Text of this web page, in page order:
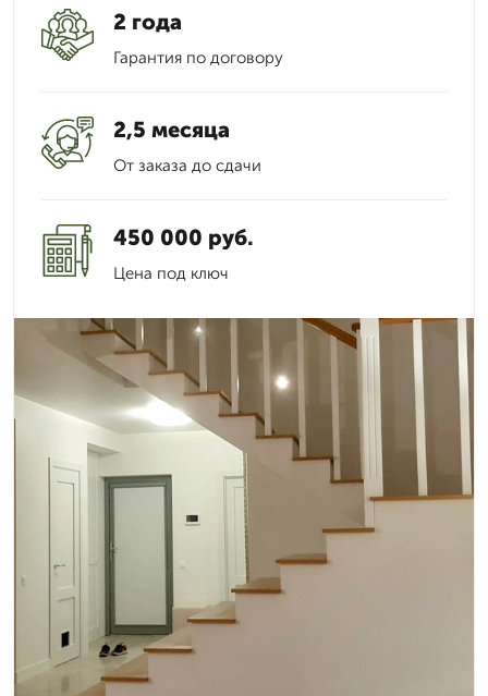
2 года
Гарантия по договору
2,5 месяца
От заказа до сдачи
450 000 руб.
Цена под ключ